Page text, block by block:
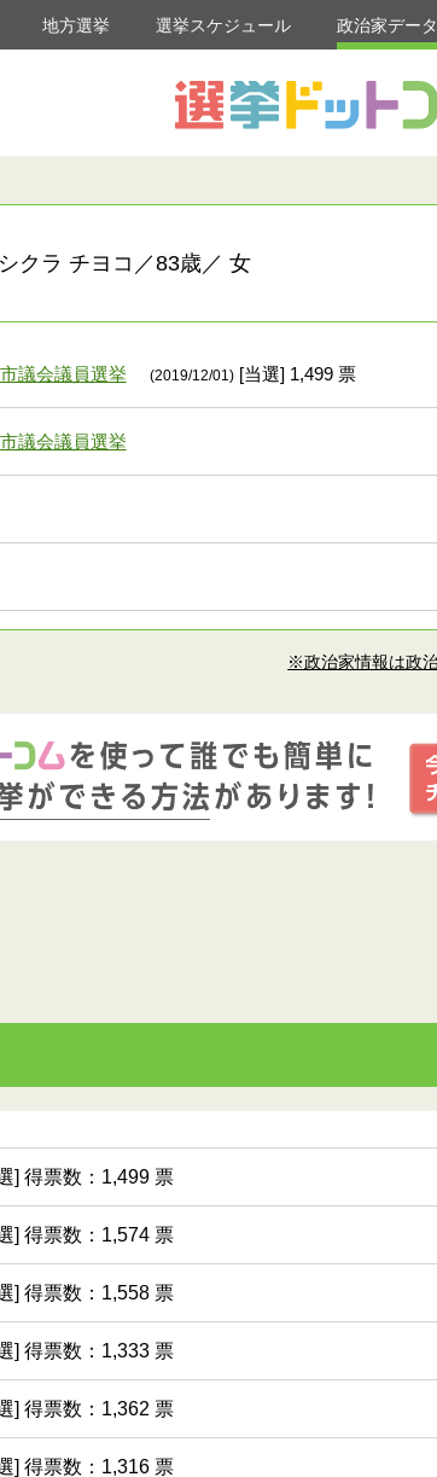
地方選挙 選挙スケジュール 政治家データ
クラ チヨコ／83歳／ 女
議会議員選挙 (2019/12/01)[当選] 1,499 票
議会議員選挙
※政治家情報は政
] 得票数：1,499 票
] 得票数：1,574 票
] 得票数：1,558 票
] 得票数：1,333 票
] 得票数：1,362 票
] 得票数：1,316 票